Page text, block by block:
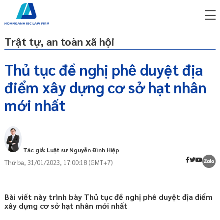
Trật tự, an toàn xã hội
Thủ tục đề nghị phê duyệt địa
điểm xây dựng cơ sở hạt nhân
mới nhất
Tác giả: Luật sư Nguyễn Đình Hiệp
Thứ ba, 31/01/2023, 17:00:18 (GMT+7)
Bài viết này trình bày Thủ tục đề nghị phê duyệt địa điểm
xây dựng cơ sở hạt nhân mới nhất
Khái quát
phí qua zalo
sư trực tuyến online
gói
phí qua zalo
sư trực tuyến online
ty/doanh nghiệp
gói